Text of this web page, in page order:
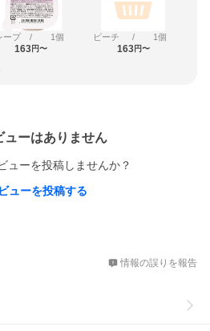
ープ / 1個
163円〜
ピーチ / 1個
163円〜
ューはありません
ューを投稿しませんか？
ューを投稿する
情報の誤りを報告